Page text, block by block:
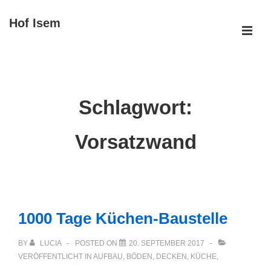
ZumHof Isem
Schlagwort:
Vorsatzwand
1000 Tage Küchen-Baustelle
BY LUCIA POSTED ON
20. SEPTEMBER 2017
VERÖFFENTLICHT IN AUFBAU, BÖDEN , DECKEN , KÜCHE,